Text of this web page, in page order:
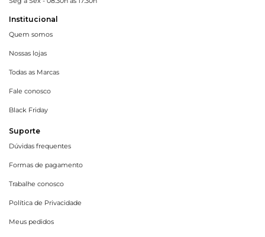
Institucional
Quem somos
Nossas lojas
Todas as Marcas
Fale conosco
Black Friday
Suporte
Dúvidas frequentes
Formas de pagamento
Trabalhe conosco
Política de Privacidade
Meus pedidos